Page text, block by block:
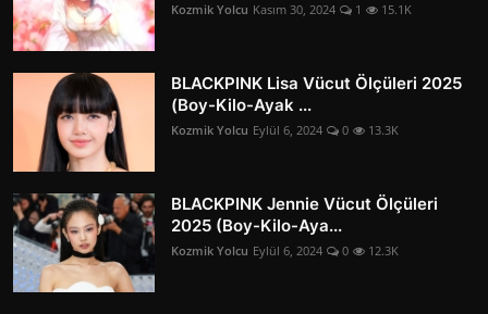
Kozmik Yolcu Kasım 30, 2024 1 15.1K
BLACKPINK Lisa Vücut Ölçüleri 2025
(Boy-Kilo-Ayak ...
Kozmik Yolcu Eylül 6, 2024 0 13.3K
BLACKPINK Jennie Vücut Ölçüleri
2025 (Boy-Kilo-Aya...
Kozmik Yolcu Eylül 6, 2024 0 12.3K